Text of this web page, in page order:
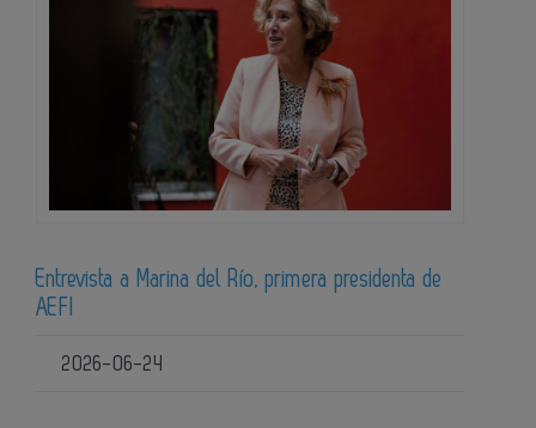
Entrevista a Marina del Río, primera presidenta de
AEFI
2026-06-24